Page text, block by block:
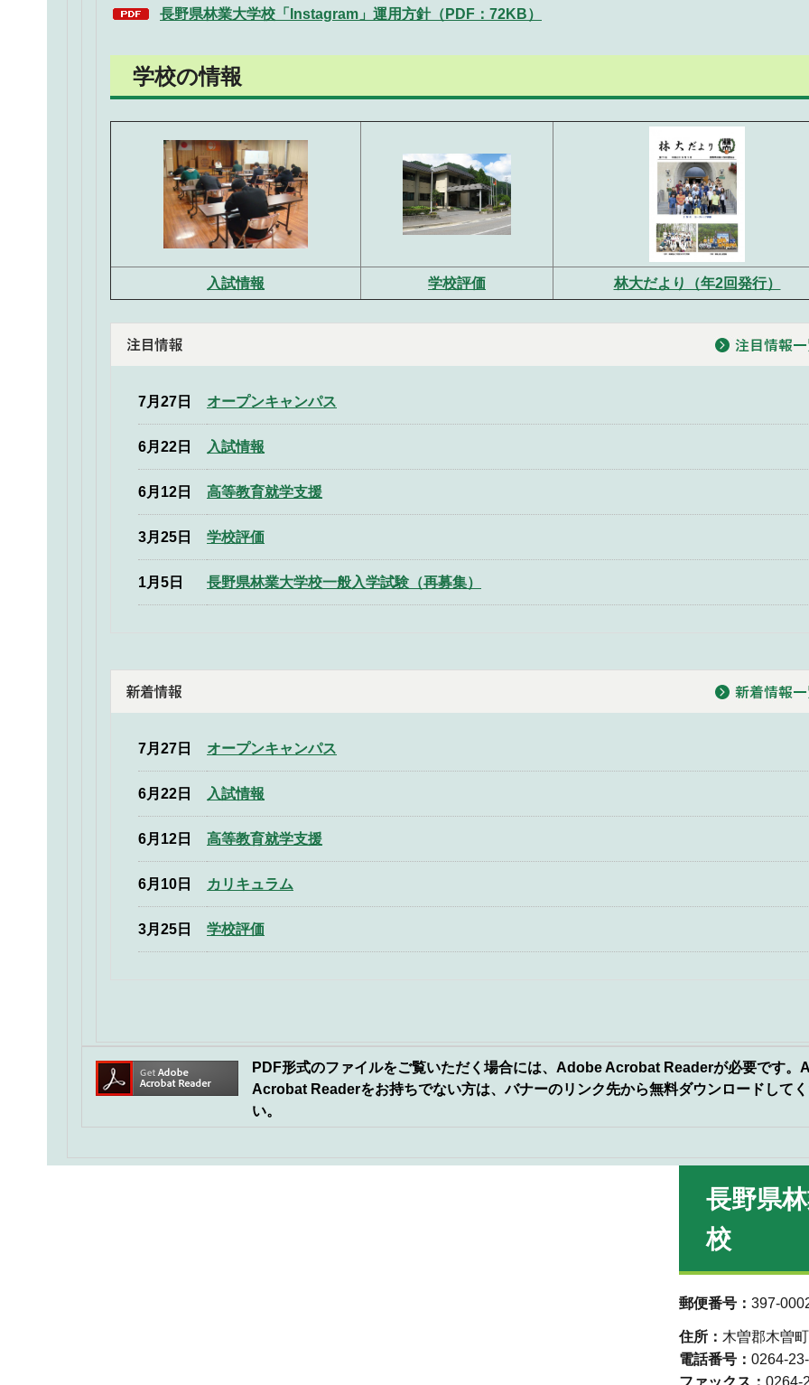
長野県林業大学校「Instagram」運用方針（PDF：72KB）
学校の情報
入試情報 学校評価 林大だより（年2回発行）
7月27日 オープンキャンパス
6月22日 入試情報
6月12日 高等教育就学支援
3月25日 学校評価
1月5日 長野県林業大学校一般入学試験（再募集）
7月27日 オープンキャンパス
6月22日 入試情報
6月12日 高等教育就学支援
6月10日 カリキュラム
3月25日 学校評価
PDF形式のファイルをご覧いただく場合には、Adobe Acrobat Readerが必要です。
Acrobat Readerをお持ちでない方は、バナーのリンク先から無料ダウンロードしてく
い。
長野県
校
郵便番号： 397-
住所： 木曽郡木曽
電話番号： 0264-